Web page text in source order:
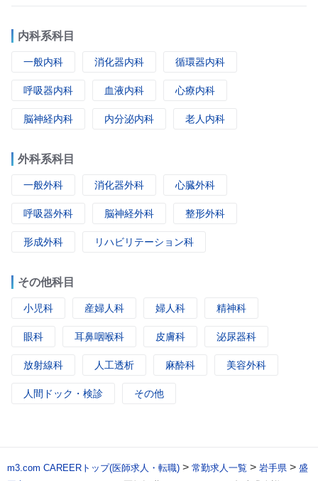
内科系科目
一般内科 消化器内科 循環器内科
呼吸器内科 血液内科 心療内科
脳神経内科 内分泌内科 老人内科
外科系科目
一般外科 消化器外科 心臓外科
呼吸器外科 脳神経外科 整形外科
形成外科 リハビリテーション科
その他科目
小児科 産婦人科 婦人科 精神科
眼科 耳鼻咽喉科 皮膚科 泌尿器科
放射線科 人工透析 麻酔科 美容外科
人間ドック・検診 その他
m3.com CAREERトップ(医師求人・転職) > 常勤求人一覧 > 岩手県 > 盛